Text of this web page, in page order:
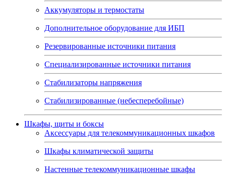
Аккумуляторы и термостаты
Дополнительное оборудование для ИБП
Резервированные источники питания
Специализированные источники питания
Стабилизаторы напряжения
Стабилизированные (небесперебойные)
Шкафы, щиты и боксы
Аксессуары для телекоммуникационных шкафов
Шкафы климатической защиты
Настенные телекоммуникационные шкафы